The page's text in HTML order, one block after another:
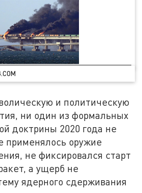
и политическую
ни один из формальных
доктрины 2020 года не
применялось оружие
не фиксировался старт
а ущерб не
ядерного сдерживания